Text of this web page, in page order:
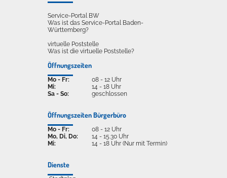
Service-Portal BW
Was ist das Service-Portal Baden-
Württemberg?
virtuelle Poststelle
Was ist die virtuelle Poststelle?
Öffnungszeiten
Mo - Fr:
Mi:
Sa - So:
08 - 12 Uhr
14 - 18 Uhr
geschlossen
Öffnungszeiten Bürgerbüro
Mo - Fr:
Mo, Di, Do:
Mi:
08 - 12 Uhr
14 - 15.30 Uhr
14 - 18 Uhr (Nur mit Termin)
Dienste